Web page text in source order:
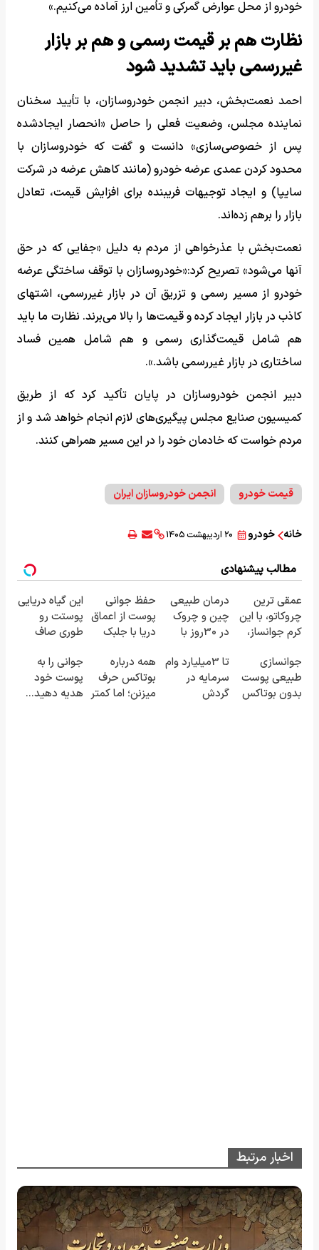
خودرو از محل عوارض گمرکی و تأمین ارز آماده می‌کنیم.»
نظارت هم بر قیمت رسمی و هم بر بازار
غیررسمی باید تشدید شود
احمد نعمت‌بخش، دبیر انجمن خودروسازان، با تأیید سخنان
نماینده مجلس، وضعیت فعلی را حاصل «انحصار ایجادشده
پس از خصوصی‌سازی» دانست و گفت که خودروسازان با
محدود کردن عمدی عرضه خودرو (مانند کاهش عرضه در شرکت
سایپا) و ایجاد توجیهات فریبنده برای افزایش قیمت، تعادل
بازار را برهم زده‌اند.
نعمت‌بخش با عذرخواهی از مردم به دلیل «جفایی که در حق
آنها می‌شود» تصریح کرد:«خودروسازان با توقف ساختگی عرضه
خودرو از مسیر رسمی و تزریق آن در بازار غیررسمی، اشتهای
کاذب در بازار ایجاد کرده و قیمت‌ها را بالا می‌برند. نظارت ما باید
هم شامل قیمت‌گذاری رسمی و هم شامل همین فساد
ساختاری در بازار غیررسمی باشد.».
دبیر انجمن خودروسازان در پایان تأکید کرد که از طریق
کمیسیون صنایع مجلس پیگیری‌های لازم انجام خواهد شد و از
مردم خواست که خادمان خود را در این مسیر همراهی کنند.
قیمت خودرو انجمن خودروسازان ایران
خانه خودرو ۲۰ اردیبهشت ۱۴۰۵
مطالب پیشنهادی
عمقی ترین
چروکاتو، با این
کرم جوانساز،
تخفیف
سفارش فوری)
درمان طبیعی
چین و چروک
در 30روز با
آلمانی(45%تخفیف)
حفظ جوانی
پوست از اعماق
دریا با جلبک
این گیاه دریایی
پوستت رو
طوری صاف
20سال جوون
شدی🔥
جوانسازی
طبیعی پوست
بدون بوتاکس
تا 3میلیارد وام
سرمایه در
گردش
همه درباره
بوتاکس حرف
میزنن؛ اما کمتر
جوانی را به
پوست خود
هدیه دهید...
اخبار مرتبط